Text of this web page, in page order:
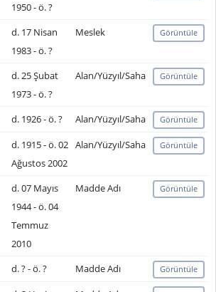
1950 - ö. ?
d. 17 Nisan
1983 - ö. ?
Meslek Görüntüle
d. 25 Şubat
1973 - ö. ?
Alan/Yüzyıl/Saha Görüntüle
d. 1926 - ö. ? Alan/Yüzyıl/Saha Görüntüle
d. 1915 - ö. 02
Ağustos 2002
Alan/Yüzyıl/Saha Görüntüle
d. 07 Mayıs
1944 - ö. 04
Temmuz
2010
Madde Adı Görüntüle
d. ? - ö. ? Madde Adı Görüntüle